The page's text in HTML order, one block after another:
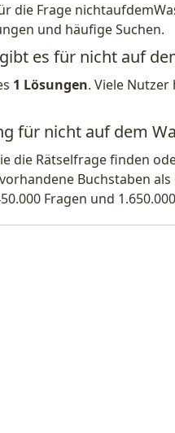
die Frage
und häufige Suchen.
es für nicht auf
1 Lösungen. Viele
für nicht auf dem
die Rätselfrage finden
Buchstaben
Fragen und